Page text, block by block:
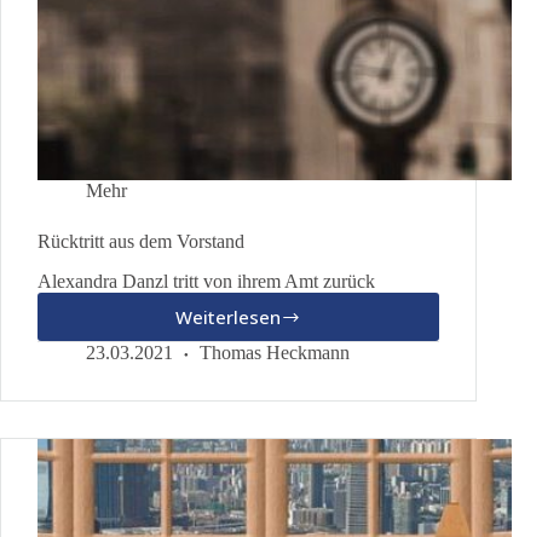
Mehr
Rücktritt aus dem Vorstand
Alexandra Danzl tritt von ihrem Amt zurück
Weiterlesen
Rücktritt
aus
Vorstand
23.03.2021 Thomas Heckmann